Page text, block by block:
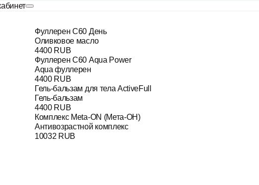
Фуллерен С60 День
Оливковое масло
4400 RUB
Фуллерен С60 Aqua Power
Aqua фуллерен
4400 RUB
Гель-бальзам для тела ActiveFull
Гель-бальзам
4400 RUB
Комплекс Meta-ON (Мета-ОН)
Антивозрастной комплекс
10032 RUB